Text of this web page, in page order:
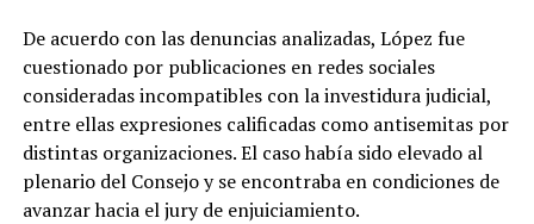
De acuerdo con las denuncias analizadas, López fue
cuestionado por publicaciones en redes sociales
consideradas incompatibles con la investidura judicial,
entre ellas expresiones calificadas como antisemitas por
distintas organizaciones. El caso había sido elevado al
plenario del Consejo y se encontraba en condiciones de
avanzar hacia el jury de enjuiciamiento.